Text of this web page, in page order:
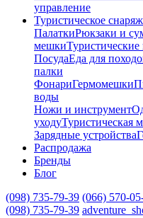
управление
Туристическое
ПалаткиРюкзаки и
мешкиТуристические
ПосудаЕда для
палки
ФонариГермомешки
воды
Ножи и инструмент
уходуТуристическая
Зарядные устройства
Распродажа
Бренды
Блог
(098) 735-79-39 (066) 570-
(098) 735-79-39